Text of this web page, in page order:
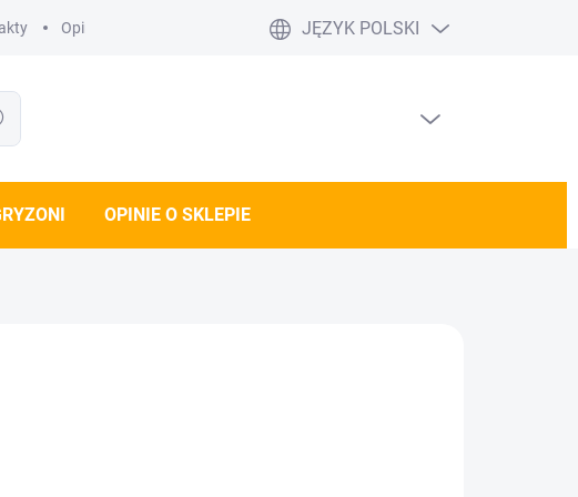
Opinie o sklepie Doprava a platba DE/AT
JĘZYK POLSKI
OPINIE O SKLEPIE